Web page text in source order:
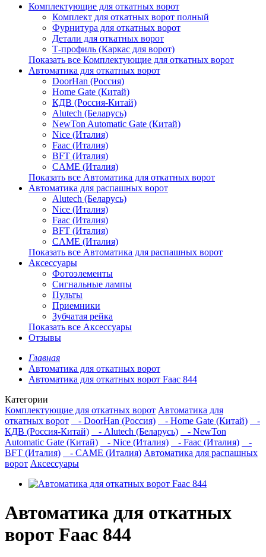
Комплектующие для откатных ворот
Комплект для откатных ворот полный
Фурнитура для откатных ворот
Детали для откатных ворот
Т-профиль (Каркас для ворот)
Показать все Комплектующие для откатных ворот
Автоматика для откатных ворот
DoorHan (Россия)
Home Gate (Китай)
КДВ (Россия-Китай)
Alutech (Беларусь)
NewTon Automatic Gate (Китай)
Nice (Италия)
Faac (Италия)
BFT (Италия)
CAME (Италия)
Показать все Автоматика для откатных ворот
Автоматика для распашных ворот
Alutech (Беларусь)
Nice (Италия)
Faac (Италия)
BFT (Италия)
CAME (Италия)
Показать все Автоматика для распашных ворот
Аксессуары
Фотоэлементы
Сигнальные лампы
Пульты
Приемники
Зубчатая рейка
Показать все Аксессуары
Отзывы
Главная
Автоматика для откатных ворот
Автоматика для откатных ворот Faac 844
Категории
Комплектующие для откатных ворот Автоматика для
откатных ворот
- DoorHan (Россия) - Home Gate (Китай)
-
КДВ (Россия-Китай)
- Alutech (Беларусь)
- NewTon
Automatic Gate (Китай)
- Nice (Италия) - Faac (Италия)
-
BFT (Италия)
- CAME (Италия) Автоматика для распашных
ворот Аксессуары
Автоматика для откатных
ворот Faac 844